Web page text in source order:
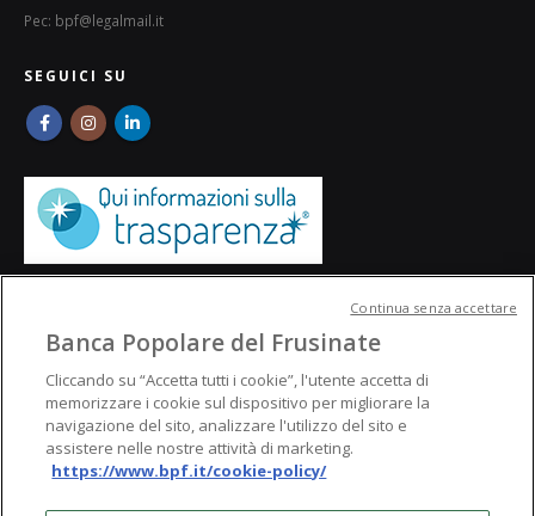
Pec: bpf@legalmail.it
SEGUICI SU
© Banca Popolare del Frusinate
Banca Popolare del Frusinate
Cliccando su “Accetta tutti i cookie”, l'utente accetta di
memorizzare i cookie sul dispositivo per migliorare la
navigazione del sito, analizzare l'utilizzo del sito e
assistere nelle nostre attività di marketing.
https://www.bpf.it/cookie-policy/
Continua senza accettare